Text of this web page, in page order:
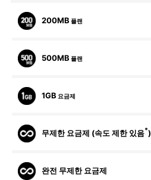
200MB 플랜
500MB 플랜
1GB 요금제
무제한 요금제 (속도 제한 있음*)
완전 무제한 요금제